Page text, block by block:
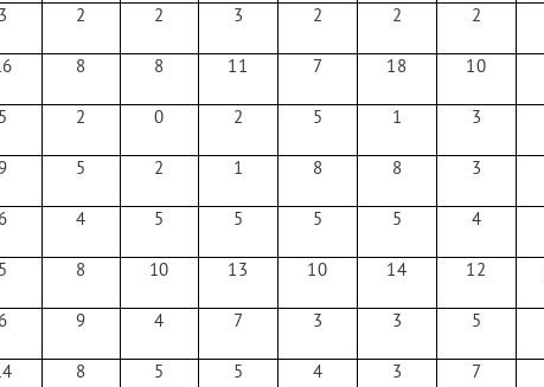
3 2 2 3 2 2 2
8 8 11 7 18 10
5 2 0 2 5 1 3
5 2 1 8 8 3
6 4 5 5 5 5 4
5 8 10 13 10 14 12
6 9 4 7 3 3 5
8 5 5 4 3 7